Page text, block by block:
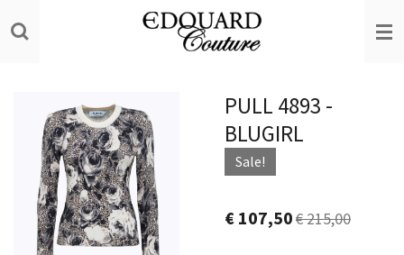
direct
hoofdinhoud
PULL 4893 -
BLUGIRL
Sale!
€ 107,50€ 215,00